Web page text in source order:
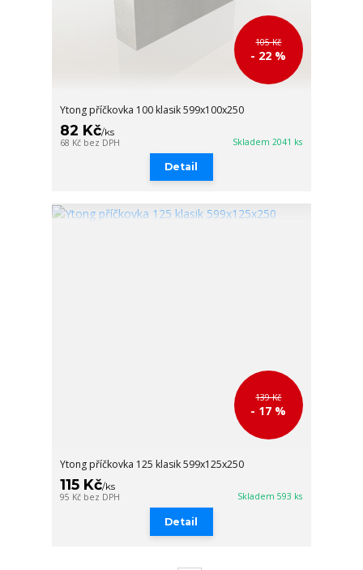
105 Kč
- 22 %
Ytong příčkovka 100 klasik 599x100x250
82 Kč/ks
68 Kč bez DPH Skladem 2041 ks
Detail
139 Kč
- 17 %
Ytong příčkovka 125 klasik 599x125x250
115 Kč/ks
95 Kč bez DPH Skladem 593 ks
Detail